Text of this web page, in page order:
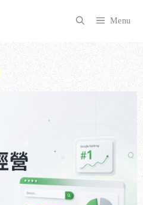
Menu